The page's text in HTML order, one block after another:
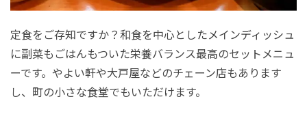
定食をご存知ですか？和食を中心としたメインディッシュ
に副菜もごはんもついた栄養バランス最高のセットメニュ
ーです。やよい軒や大戸屋などのチェーン店もあります
し、町の小さな食堂でもいただけます。